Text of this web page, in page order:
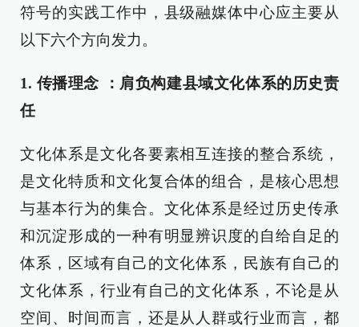
符号的实践工作中，县级融媒体中心应主要从
以下六个方向发力。
1. 传播理念 ：肩负构建县域文化体系的历史责
任
文化体系是文化各要素相互连接的整合系统，
是文化特质和文化复合体的组合，是核心思想
与基本行为的集合。文化体系是经过历史传承
和沉淀形成的一种有明显辨识度的自给自足的
体系，区域有自己的文化体系，民族有自己的
文化体系，行业有自己的文化体系，不论是从
空间、时间而言，还是从人群或行业而言，都